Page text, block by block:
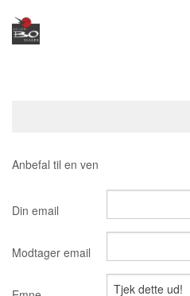
Anbefal til en ven
Din email
Modtager email